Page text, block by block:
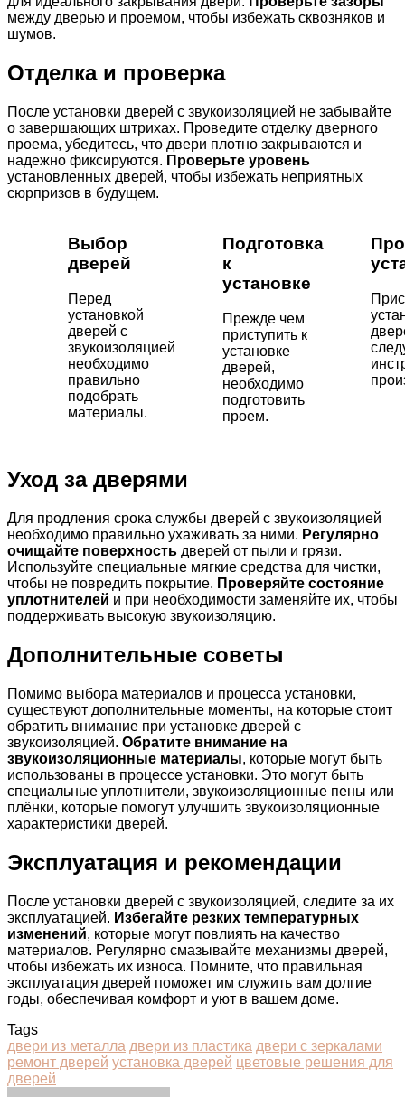
между дверью и проемом, чтобы избежать сквозняков и
шумов.
Отделка и проверка
После установки дверей с звукоизоляцией не забывайте
о завершающих штрихах. Проведите отделку дверного
проема, убедитесь, что двери плотно закрываются и
надежно фиксируются. Проверьте уровень
установленных дверей, чтобы избежать неприятных
сюрпризов в будущем.
Выбор
дверей
Перед
установкой
дверей с
звукоизоляцией
необходимо
правильно
подобрать
материалы.
Подготовка
к
установке
Прежде чем
приступить к
установке
дверей,
необходимо
подготовить
проем.
Уход за дверями
Для продления срока службы дверей с звукоизоляцией
необходимо правильно ухаживать за ними. Регулярно
очищайте поверхность дверей от пыли и грязи.
Используйте специальные мягкие средства для чистки,
чтобы не повредить покрытие. Проверяйте состояние
уплотнителей и при необходимости заменяйте их, чтобы
поддерживать высокую звукоизоляцию.
Дополнительные советы
Помимо выбора материалов и процесса установки,
существуют дополнительные моменты, на которые стоит
обратить внимание при установке дверей с
звукоизоляцией. Обратите внимание на
звукоизоляционные материалы, которые могут быть
использованы в процессе установки. Это могут быть
специальные уплотнители, звукоизоляционные пены или
плёнки, которые помогут улучшить звукоизоляционные
характеристики дверей.
Эксплуатация и рекомендации
После установки дверей с звукоизоляцией, следите за их
эксплуатацией. Избегайте резких температурных
изменений, которые могут повлиять на качество
материалов. Регулярно смазывайте механизмы дверей,
чтобы избежать их износа. Помните, что правильная
эксплуатация дверей поможет им служить вам долгие
годы, обеспечивая комфорт и уют в вашем доме.
Tags
двери из металла двери из пластика двери с зеркалами
ремонт дверей установка дверей цветовые решения для
дверей